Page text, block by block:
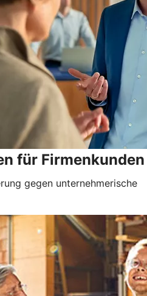
für Firmenkunden
gegen unternehmerische